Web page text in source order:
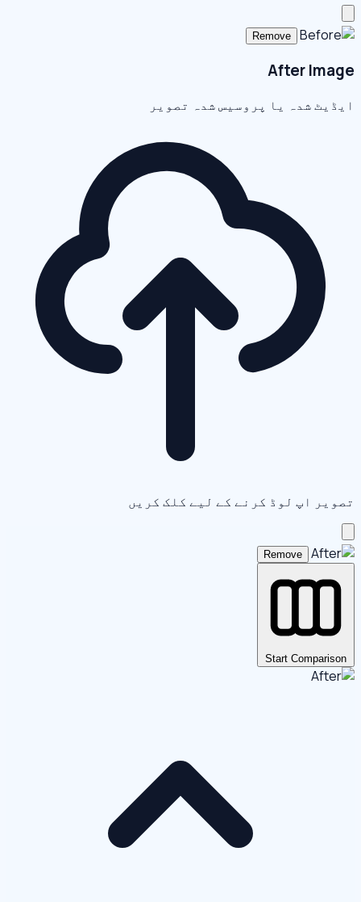
Remove
After Image
ایڈیٹ شدہ یا پروسیس شدہ تصویر
تصویر اپ لوڈ کرنے کے لیے کلک کریں
Remove
Start Comparison